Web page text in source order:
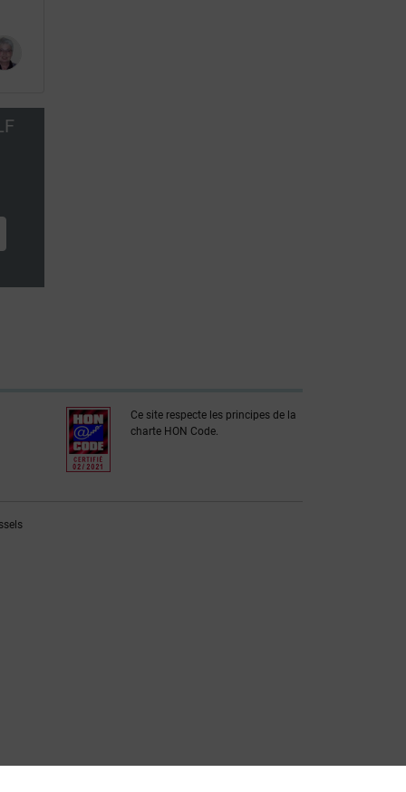
Ce site respecte les principes de la
charte HON Code.